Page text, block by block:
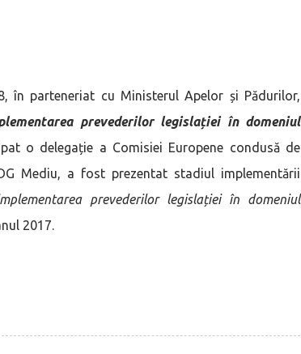
în parteneriat cu Ministerul Apelor și Pădurilor,
prevederilor legislației în domeniul
o delegație a Comisiei Europene condusă de
Mediu, a fost prezentat stadiul implementării
prevederilor legislației în domeniul
2017.